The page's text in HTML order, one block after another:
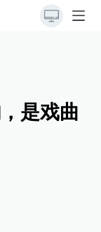
是戏曲